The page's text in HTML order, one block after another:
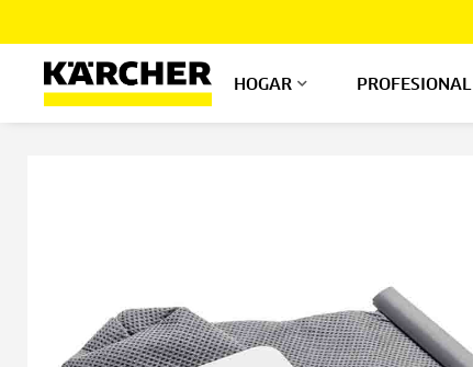
al
contenido
HOGAR PROFESIONAL